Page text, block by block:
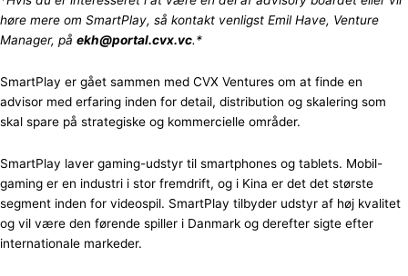
høre mere om SmartPlay, så kontakt venligst Emil Have, Venture
Manager, på ekh@portal.cvx.vc.*
SmartPlay er gået sammen med CVX Ventures om at finde en
advisor med erfaring inden for detail, distribution og skalering som
skal spare på strategiske og kommercielle områder.
SmartPlay laver gaming-udstyr til smartphones og tablets. Mobil-
gaming er en industri i stor fremdrift, og i Kina er det det største
segment inden for videospil. SmartPlay tilbyder udstyr af høj kvalitet
og vil være den førende spiller i Danmark og derefter sigte efter
internationale markeder.